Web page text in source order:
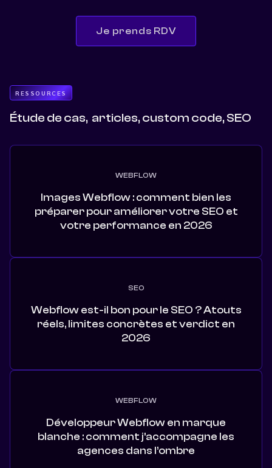
Pour la création et le développement d'une landing
page CRO, à partir de 1 950,00 €HT.
Je prends RDV
RESSOURCES
Étude de cas, articles, custom code, SEO
Images Webflow : comment bien les
préparer pour améliorer votre SEO et
votre performance en 2026
WEBFLOW
Webflow est-il bon pour le SEO ? Atouts
réels, limites concrètes et verdict en
2026
SEO
Développeur Webflow en marque
blanche : comment j'accompagne les
agences dans l’ombre
WEBFLOW